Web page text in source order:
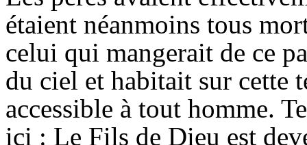
étaient néanmoins tous
celui qui mangerait de ce
du ciel et habitait sur cette
accessible à tout homme.
ici : Le Fils de Dieu est